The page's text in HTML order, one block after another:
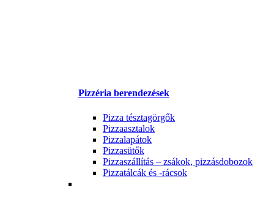
Pizzéria berendezések
Pizza tésztagörgők
Pizzaasztalok
Pizzalapátok
Pizzasütők
Pizzaszállítás – zsákok, pizzásdobozok
Pizzatálcák és -rácsok